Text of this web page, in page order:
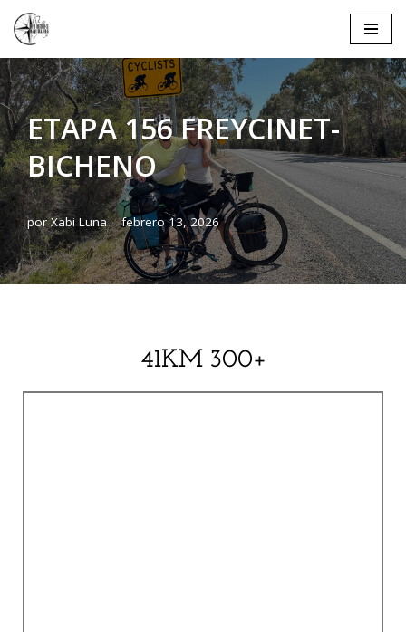
Saltar
al
contenido
ETAPA 156 FREYCINET-
BICHENO
porXabi Luna febrero 13, 2026
41KM 300+